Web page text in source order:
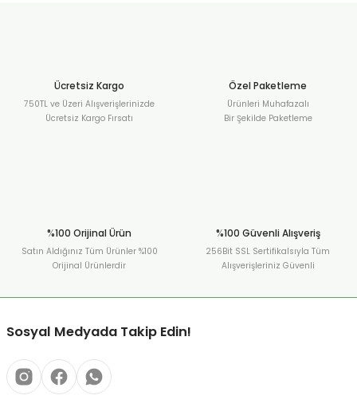
Ücretsiz Kargo
750TL ve Üzeri Alışverişlerinizde
Ücretsiz Kargo Fırsatı
Özel Paketleme
Ürünleri Muhafazalı
Bir Şekilde Paketleme
%100 Orijinal Ürün
Satın Aldığınız Tüm Ürünler %100
Orijinal Ürünlerdir
%100 Güvenli Alışveriş
256Bit SSL Sertifikalsıyla Tüm
Alışverişleriniz Güvenli
Sosyal Medyada Takip Edin!